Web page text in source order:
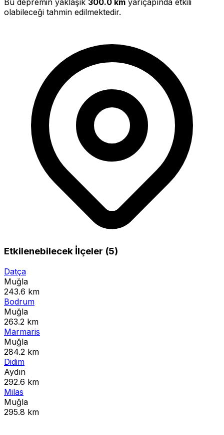
olabileceği tahmin edilmektedir.
Etkilenebilecek İlçeler (5)
Datça
Muğla
243.6 km
Bodrum
Muğla
263.2 km
Marmaris
Muğla
284.2 km
Didim
Aydın
292.6 km
Milas
Muğla
295.8 km